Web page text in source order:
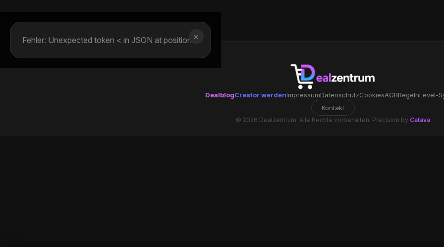
✕
Fehler: Unexpected token < in JSON at position 0
DealblogCreator werdenImpressumDatenschutzCookiesAGBRegelnLevel-
Kontakt
© 2026 Dealzentrum. Alle Rechte vorbehalten. Precision by Catava